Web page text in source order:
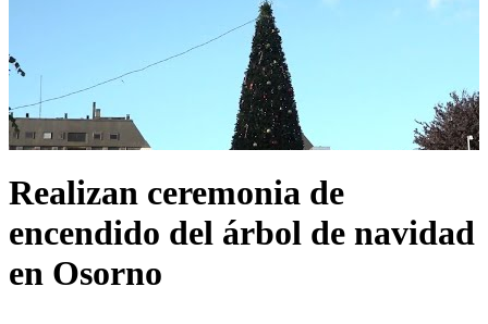
Realizan ceremonia de
encendido del árbol de navidad
en Osorno